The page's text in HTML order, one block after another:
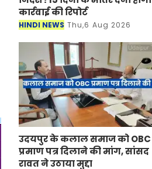
कार्रवाई की रिपोर्ट
HINDI NEWS Thu,6 Aug 2026
उदयपुर के कलाल समाज को OBC
प्रमाण पत्र दिलाने की मांग, सांसद
रावत ने उठाया मुद्दा